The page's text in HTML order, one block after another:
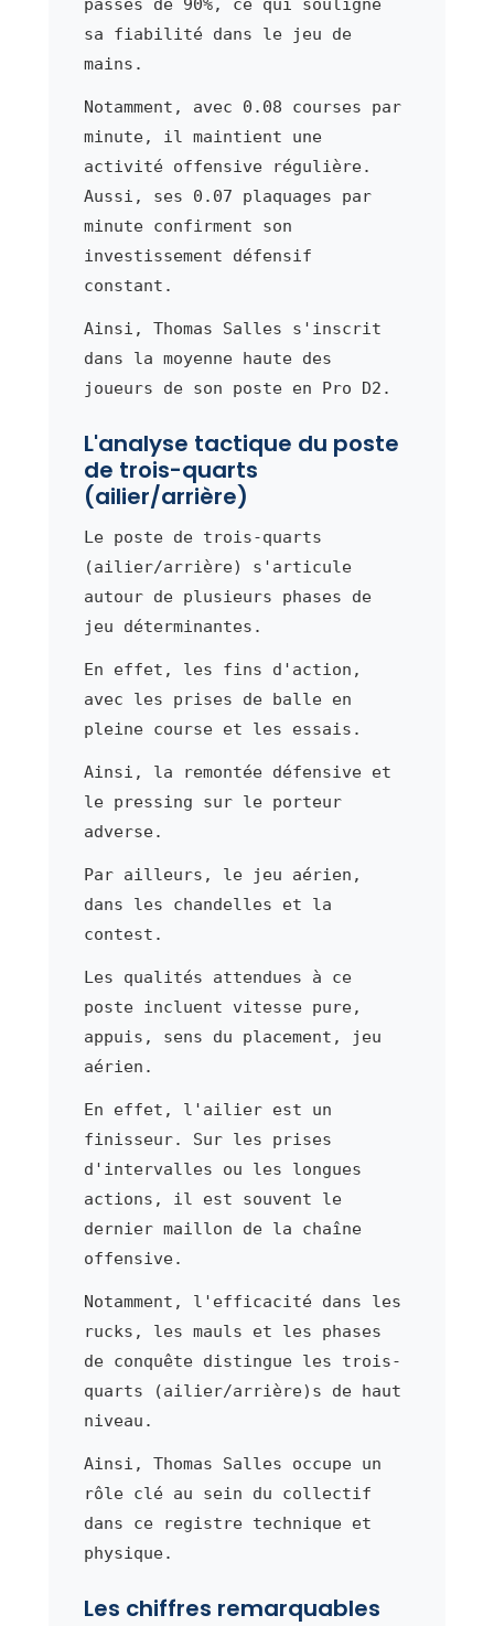
passes de 90%, ce qui souligne
sa fiabilité dans le jeu de
mains.
Notamment, avec 0.08 courses par
minute, il maintient une
activité offensive régulière.
Aussi, ses 0.07 plaquages par
minute confirment son
investissement défensif
constant.
Ainsi, Thomas Salles s'inscrit
dans la moyenne haute des
joueurs de son poste en Pro D2.
L'analyse tactique du poste
de trois-quarts
(ailier/arrière)
Le poste de trois-quarts
(ailier/arrière) s'articule
autour de plusieurs phases de
jeu déterminantes.
En effet, les fins d'action,
avec les prises de balle en
pleine course et les essais.
Ainsi, la remontée défensive et
le pressing sur le porteur
adverse.
Par ailleurs, le jeu aérien,
dans les chandelles et la
contest.
Les qualités attendues à ce
poste incluent vitesse pure,
appuis, sens du placement, jeu
aérien.
En effet, l'ailier est un
finisseur. Sur les prises
d'intervalles ou les longues
actions, il est souvent le
dernier maillon de la chaîne
offensive.
Notamment, l'efficacité dans les
rucks, les mauls et les phases
de conquête distingue les trois-
quarts (ailier/arrière)s de haut
niveau.
Ainsi, Thomas Salles occupe un
rôle clé au sein du collectif
dans ce registre technique et
physique.
Les chiffres remarquables